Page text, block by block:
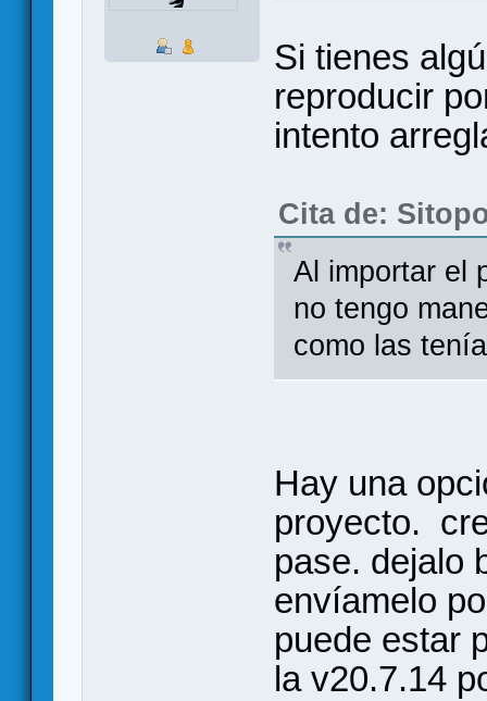
Si tienes
reproducir
intento
Cita de:
Al importar el
no tengo
como las
Hay una
proyecto.
pase. dejalo
envíamelo
puede estar
la v20.7.14